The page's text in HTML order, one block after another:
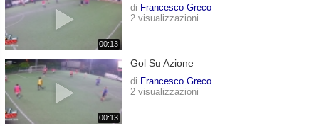
00:13
di Francesco Greco
2 visualizzazioni
00:13
Gol Su Azione
di Francesco Greco
2 visualizzazioni